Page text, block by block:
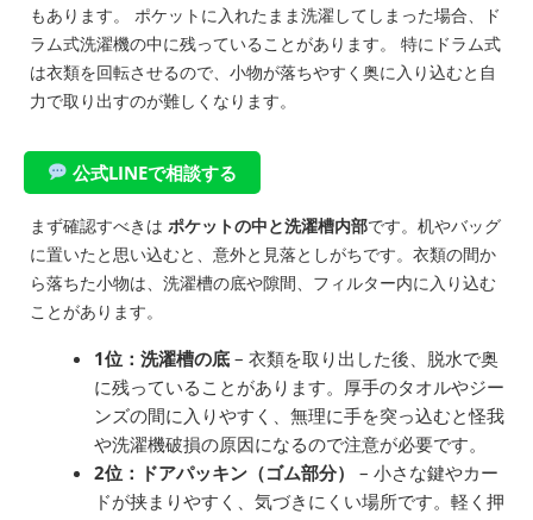
もあります。 ポケットに入れたまま洗濯してしまった場合、ド
ラム式洗濯機の中に残っていることがあります。 特にドラム式
は衣類を回転させるので、小物が落ちやすく奥に入り込むと自
力で取り出すのが難しくなります。
公式LINEで相談する
まず確認すべきは ポケットの中と洗濯槽内部です。机やバッグ
に置いたと思い込むと、意外と見落としがちです。衣類の間か
ら落ちた小物は、洗濯槽の底や隙間、フィルター内に入り込む
ことがあります。
1位：洗濯槽の底 – 衣類を取り出した後、脱水で奥
に残っていることがあります。厚手のタオルやジー
ンズの間に入りやすく、無理に手を突っ込むと怪我
や洗濯機破損の原因になるので注意が必要です。
2位：ドアパッキン（ゴム部分）
– 小さな鍵やカー
ドが挟まりやすく、気づきにくい場所です。軽く押